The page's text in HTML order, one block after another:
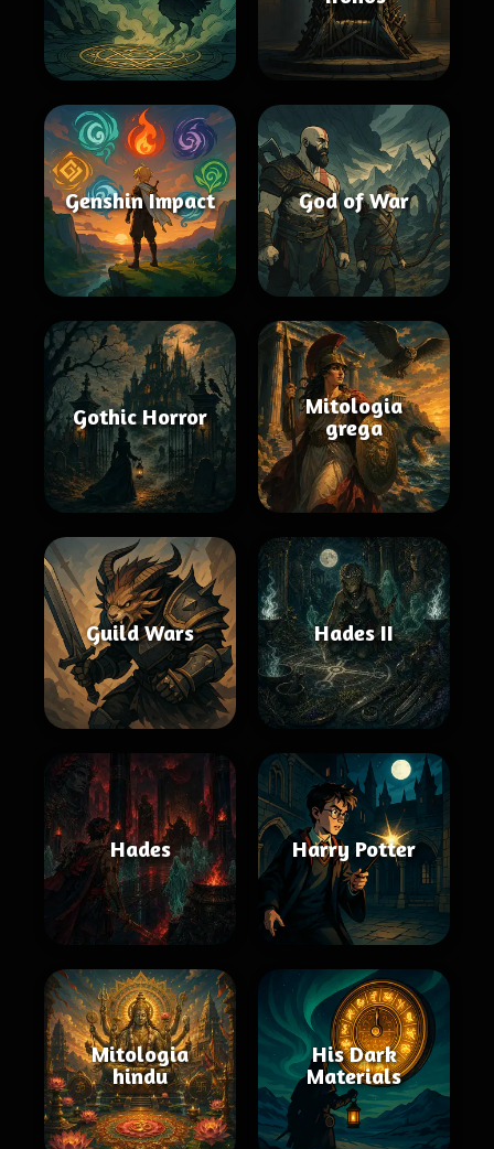
Genshin Impact God of War
Gothic Horror
Mitologia
grega
Guild Wars Hades II
Hades Harry Potter
Mitologia
hindu
His Dark
Materials